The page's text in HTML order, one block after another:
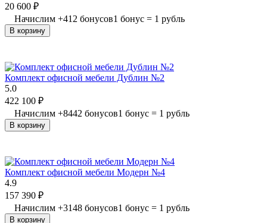
20 600 ₽
Начислим +412 бонусов1 бонус = 1 рубль
В корзину
Комплект офисной мебели Дублин №2
5.0
422 100 ₽
Начислим +8442 бонусов1 бонус = 1 рубль
В корзину
Комплект офисной мебели Модерн №4
4.9
157 390 ₽
Начислим +3148 бонусов1 бонус = 1 рубль
В корзину